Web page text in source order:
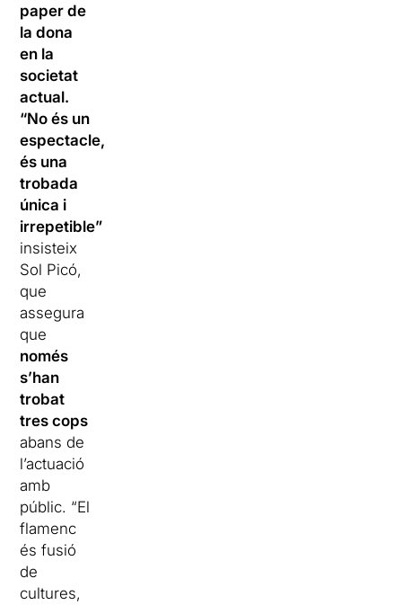
paper de
la dona
en la
societat
actual.
“No és un
espectacle,
és una
trobada
única i
irrepetible”
insisteix
Sol Picó,
que
assegura
que
només
s’han
trobat
tres cops
abans de
l’actuació
amb
públic. “El
flamenc
és fusió
de
cultures,